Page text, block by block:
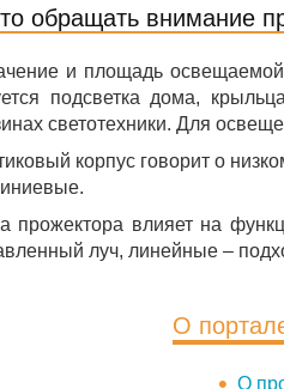
обращать внимание
и площадь освещаемой
подсветка дома,
светотехники. Для
корпус говорит о
прожектора влияет на
луч, линейные –
О
О